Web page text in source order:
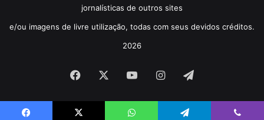
jornalísticas de outros sites
e/ou imagens de livre utilização, todas com seus devidos créditos.
2026
Facebook YouTubeInstagram